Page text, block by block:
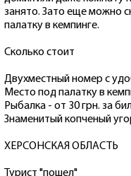
занято. Зато еще можно
палатку в кемпинге.
Сколько стоит
Двухместный номер с
Место под палатку в
Рыбалка - от 30 грн. за
Знаменитый копченый
ХЕРСОНСКАЯ ОБЛАСТЬ
Турист "пошел"